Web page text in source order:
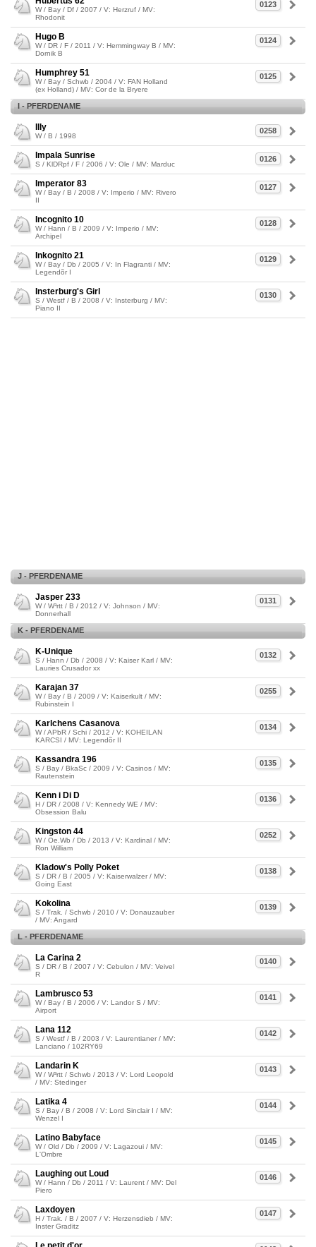
0123
W / Bay / Df / 2007 / V: Herzruf / MV:
Rhodonit
0124
Hugo B
W / DR / F / 2011 / V: Hemmingway B / MV:
Dornik B
0125
Humphrey 51
W / Bay / Schwb / 2004 / V: FAN Holland
(ex Holland) / MV: Cor de la Bryere
I - PFERDENAME
0258
Illy
W / B / 1998
0126
Impala Sunrise
S / KlDRpf / F / 2006 / V: Ole / MV: Marduc
0127
Imperator 83
W / Bay / B / 2008 / V: Imperio / MV: Rivero
II
0128
Incognito 10
W / Hann / B / 2009 / V: Imperio / MV:
Archipel
0129
Inkognito 21
W / Bay / Db / 2005 / V: In Flagranti / MV:
Legendõr I
0130
Insterburg's Girl
S / Westf / B / 2008 / V: Insterburg / MV:
Piano II
J - PFERDENAME
0131
Jasper 233
W / W³rtt / B / 2012 / V: Johnson / MV:
Donnerhall
K - PFERDENAME
0132
K-Unique
S / Hann / Db / 2008 / V: Kaiser Karl / MV:
Lauries Crusador xx
0255
Karajan 37
W / Bay / B / 2009 / V: Kaiserkult / MV:
Rubinstein I
0134
Karlchens Casanova
W / APbR / Schi / 2012 / V: KOHEILAN
KARCSI / MV: Legendõr II
0135
Kassandra 196
S / Bay / BkaSc / 2009 / V: Casinos / MV:
Rautenstein
0136
Kenn i Di D
H / DR / 2008 / V: Kennedy WE / MV:
Obsession Balu
0252
Kingston 44
W / Oe.Wb / Db / 2013 / V: Kardinal / MV:
Ron William
0138
Kladow's Polly Poket
S / DR / B / 2005 / V: Kaiserwalzer / MV:
Going East
0139
Kokolina
S / Trak. / Schwb / 2010 / V: Donauzauber
/ MV: Angard
L - PFERDENAME
0140
La Carina 2
S / DR / B / 2007 / V: Cebulon / MV: Veivel
R
0141
Lambrusco 53
W / Bay / B / 2006 / V: Landor S / MV:
Airport
0142
Lana 112
S / Westf / B / 2003 / V: Laurentianer / MV:
Lanciano / 102RY69
0143
Landarin K
W / W³rtt / Schwb / 2013 / V: Lord Leopold
/ MV: Stedinger
0144
Latika 4
S / Bay / B / 2008 / V: Lord Sinclair I / MV:
Wenzel I
0145
Latino Babyface
W / Old / Db / 2009 / V: Lagazoui / MV:
L'Ombre
0146
Laughing out Loud
W / Hann / Db / 2011 / V: Laurent / MV: Del
Piero
0147
Laxdoyen
H / Trak. / B / 2007 / V: Herzensdieb / MV:
Inster Graditz